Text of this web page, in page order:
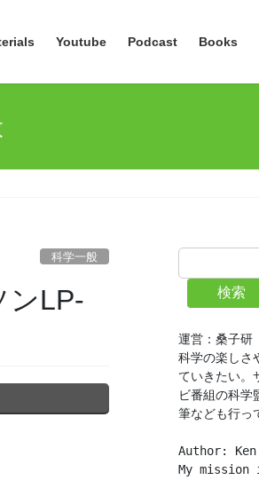
Youtube Podcast Books
科学一般
ンLP-
検索
運営：桑子研
科学の楽しさ
ていきたい。
ビ番組の科学
筆なども行っ
Author: Ken
My